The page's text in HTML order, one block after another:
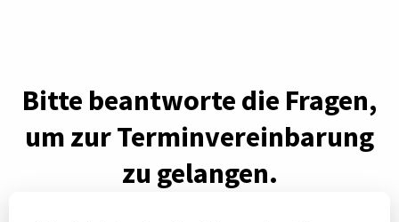
Bitte beantworte die Fragen,
um zur Terminvereinbarung
zu gelangen.